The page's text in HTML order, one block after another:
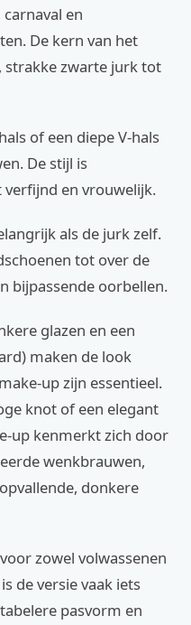
en
De kern van het
strakke zwarte jurk tot
of een diepe V-hals
De stijl is
en vrouwelijk.
als de jurk zelf.
tot over de
bijpassende oorbellen.
glazen en een
maken de look
up zijn essentieel.
knot of een elegant
up kenmerkt zich door
wenkbrauwen,
donkere
zowel volwassenen
de versie vaak iets
pasvorm en